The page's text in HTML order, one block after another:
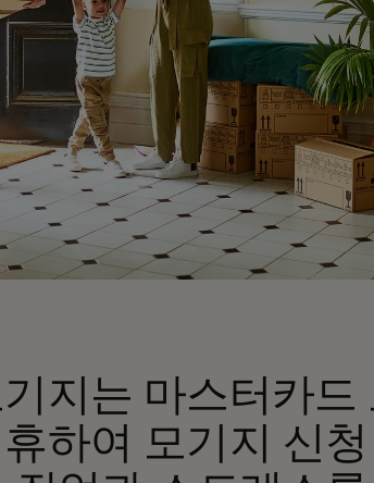
지는 마스터카드
하여 모기지 신청